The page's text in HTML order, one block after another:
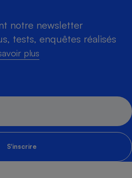
notre newsletter
tests, enquêtes réalisés
plus
S'inscrire